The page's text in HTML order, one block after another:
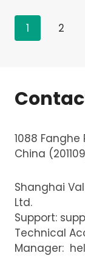
Page
1 2
1088
China
Shanghai
Ltd.
Support:
Technical
Manager: